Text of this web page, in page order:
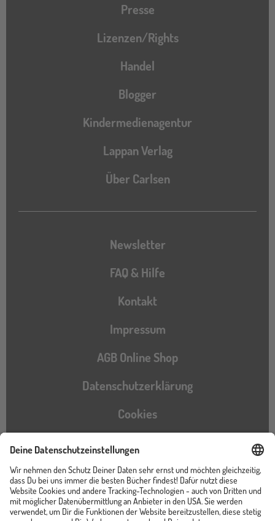
Presse
Lizenzen/Rights
Handel
Blogger
Kindermedienagentur
Lappan Verlag
Über Carlsen
Newsletter
FAQ & Hilfe
Kontakt
Impressum
AGB Online Shop
Datenschutzerklärung
Cookies
Barrierefreiheitserklärung
Instagram
TikTokPinterestYouTubeFacebook